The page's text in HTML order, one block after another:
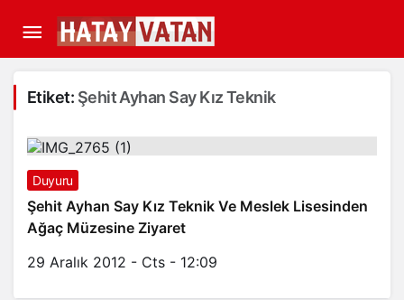
Etiket: Şehit Ayhan Say Kız Teknik
Duyuru
Şehit Ayhan Say Kız Teknik Ve Meslek Lisesinden
Ağaç Müzesine Ziyaret
29 Aralık 2012 - Cts - 12:09